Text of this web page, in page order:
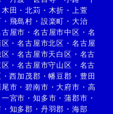
木田 ・北苅 ・ 木折 ・
上萱
・ 飛島村 ・ 設楽町 ・ 大治
古屋市 ・ 名古屋市中区 ・ 名
区 ・名古屋市北区 ・ 名古屋
区 ・名古屋市天白区 ・ 名古
区 ・名古屋市守山区 ・ 名古
・西加茂郡 ・幡豆郡 ・ 豊田
尾市 ・碧南市 ・大府市 ・ 高
一宮市 ・ 知多市 ・蒲郡市 ・
・ 知多郡 ・ 丹羽郡 ・ 海部